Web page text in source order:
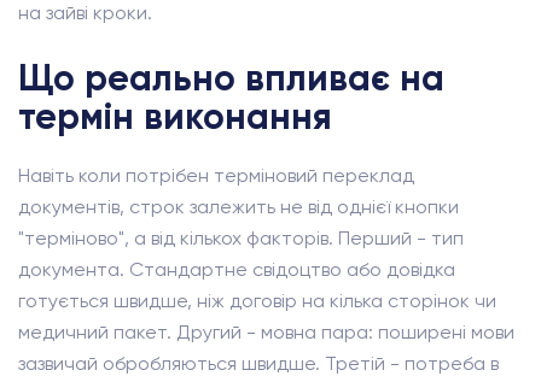
на зайві кроки.
Що реально впливає на
термін виконання
Навіть коли потрібен терміновий переклад
документів, строк залежить не від однієї кнопки
"терміново", а від кількох факторів. Перший - тип
документа. Стандартне свідоцтво або довідка
готується швидше, ніж договір на кілька сторінок чи
медичний пакет. Другий - мовна пара: поширені мови
зазвичай обробляються швидше. Третій - потреба в